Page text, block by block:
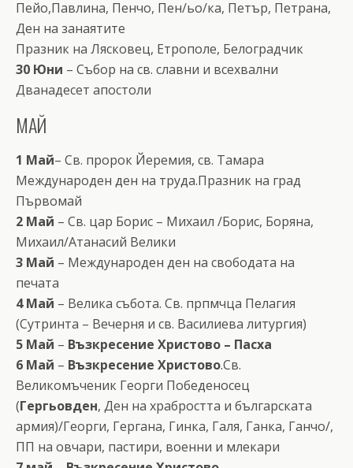
Пейо,Павлина, Пенчо, Пен/ьо/ка, Петър, Петрана,
Ден на занаятите
Празник на Лясковец, Етрополе, Белоградчик
30 Юни – Събор на св. славни и всехвални
Дванадесет апостоли
МАЙ
1 Май– Св. пророк Йеремия, св. Тамара
Международен ден на труда.Празник на град
Първомай
2 Май – Св. цар Борис – Михаил /Борис, Боряна,
Михаил/Атанасий Велики
3 Май – Международен ден на свободата на
печата
4 Май – Велика събота. Св. прпмчца Пелагия
(Сутринта – Вечерня и св. Василиева литургия)
5 Май – Възкресение Христово – Пасха
6 Май – Възкресение Христово.Св.
Великомъченик Георги Победеносец
(Гергьовден, Ден на храбростта и българската
армия)/Георги, Гергана, Гинка, Галя, Ганка, Ганчо/,
ПП на овчари, пастири, военни и млекари